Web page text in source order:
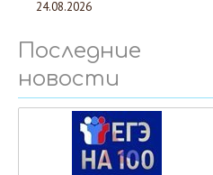
24.08.2026
Последние
новости